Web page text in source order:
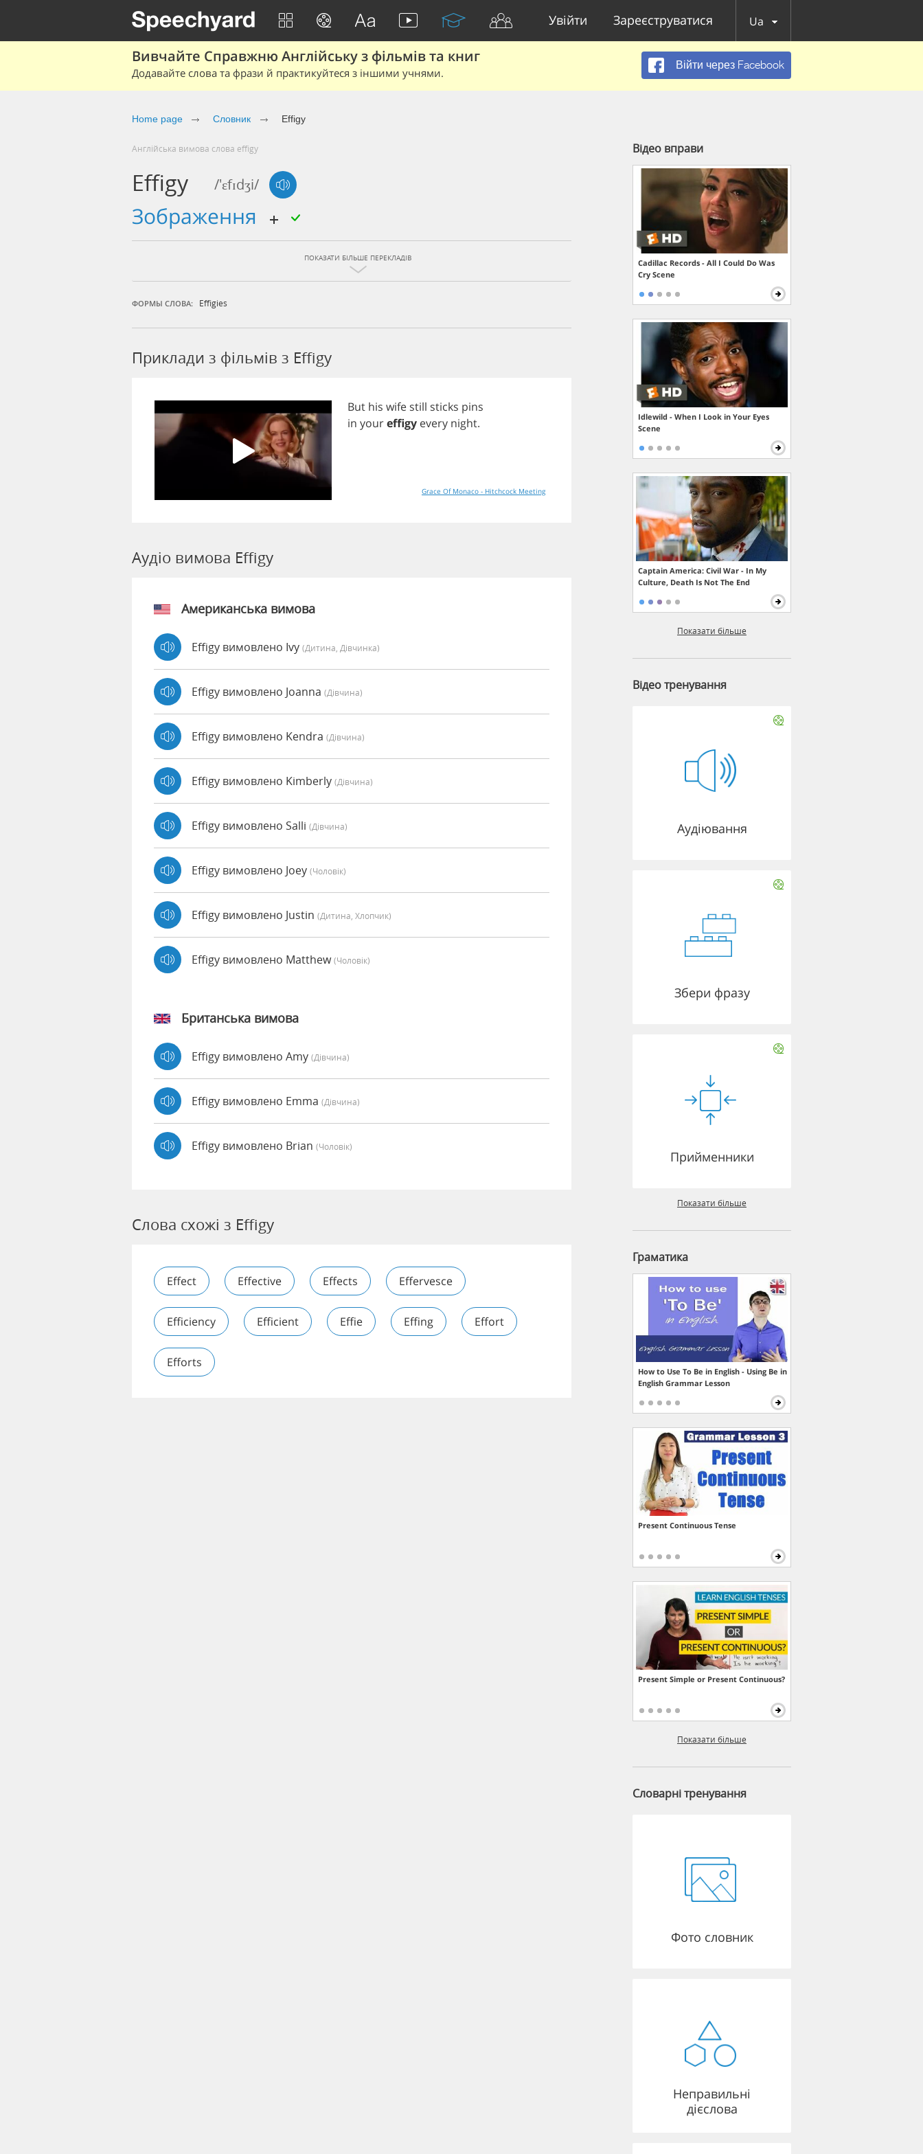
Увійти Зареєструватися Ua
Вивчайте Справжню Англійську з фільмів та книг
Додавайте слова та фрази й практикуйтеся з іншими учнями.
Війти через Facebook
Home page Cловник Effigy
Англійська вимова слова effigy
Effigy /'ɛfɪdʒi/
зображення
ПОКАЗАТИ БІЛЬШЕ ПЕРЕКЛАДІВ
ФОРМЫ СЛОВА: Effigies
Приклади з фільмів з Effigy
But his wife still sticks pins
in youreffigy every night.
Grace Of Monaco - Hitchcock Meeting
Аудіо вимова Effigy
Американська вимова
Effigy вимовлено Ivy (дитина, Дівчинка)
Effigy вимовлено Joanna (дівчина)
Effigy вимовлено Kendra (дівчина)
Effigy вимовлено Kimberly (дівчина)
Effigy вимовлено Salli (дівчина)
Effigy вимовлено Joey (чоловік)
Effigy вимовлено Justin (дитина, Хлопчик)
Effigy вимовлено Matthew(чоловік)
Британська вимова
Effigy вимовлено Amy (дівчина)
Effigy вимовлено Emma (дівчина)
Effigy вимовлено Brian (чоловік)
Слова схожі з Effigy
Effect Effective Effects Effervesce
Efficiency Efficient Effie Effing Effort
Efforts
Відео вправи
Cadillac Records - All I Could Do Was
Cry Scene
Idlewild - When I Look in Your Eyes
Scene
Captain America: Civil War - In My
Culture, Death Is Not The End
Показати більше
Відео тренування
Аудіювання
Збери фразу
Прийменники
Показати більше
Граматика
How to Use To Be in English - Using Be in
English Grammar Lesson
Present Continuous Tense
Present Simple or Present Continuous?
Показати більше
Словарні тренування
Фото словник
Неправильні
дієслова